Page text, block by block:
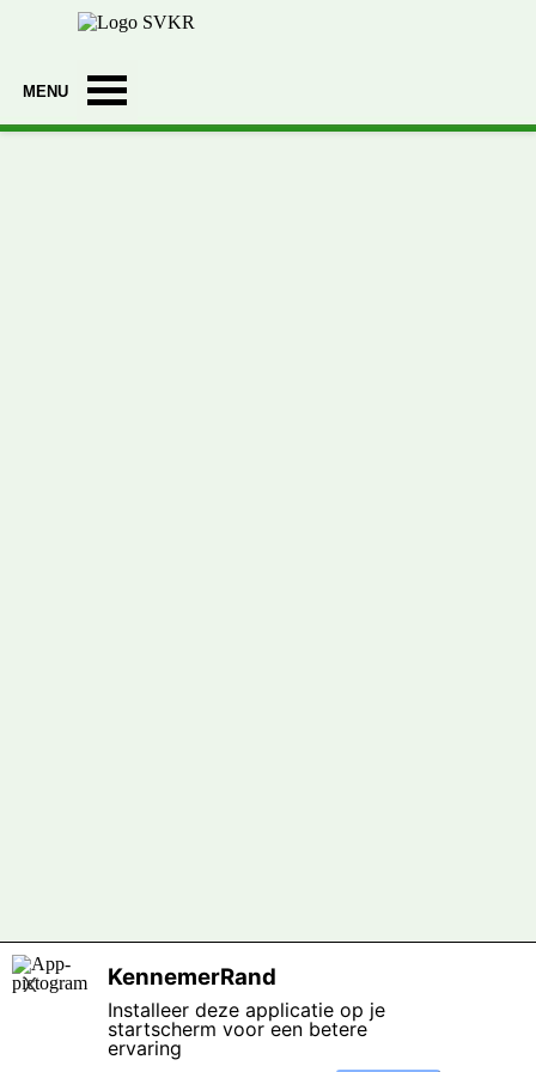
Ga naar de inhoud
KennemerRand
Installeer deze applicatie op je
startscherm voor een betere
ervaring
X